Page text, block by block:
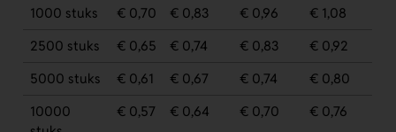
1000 stuks
€ 0,70 € 0,83 € 0,96
€ 1,08
2500 stuks
€ 0,65 € 0,74 € 0,83
€ 0,92
5000 stuks
€ 0,61 € 0,67 € 0,74
€ 0,80
10000
€ 0,57 € 0,64 € 0,70 € 0,76